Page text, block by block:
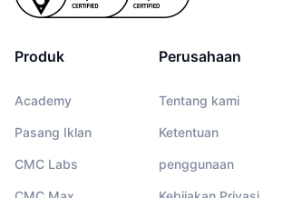
Produk
Academy
Pasang Iklan
CMC Labs
Perusahaan
Tentang kami
Ketentuan
penggunaan